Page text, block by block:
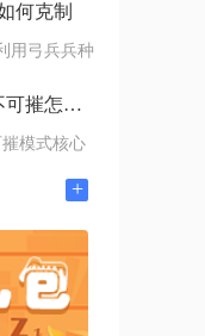
何克制
用弓兵兵种
植物大战僵尸2坚不可摧怎么过
模式核心
+